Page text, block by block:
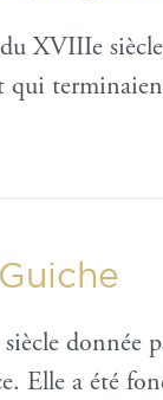
XVIIIe
qui
donnée
Elle a été